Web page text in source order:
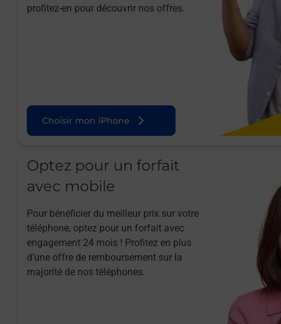
profitez-en pour découvrir nos offres.
Choisir mon iPhone
Optez pour un forfait
avec mobile
Pour bénéficier du meilleur prix sur votre
téléphone, optez pour un forfait avec
engagement 24 mois ! Profitez en plus
d’une offre de remboursement sur la
majorité de nos téléphones.